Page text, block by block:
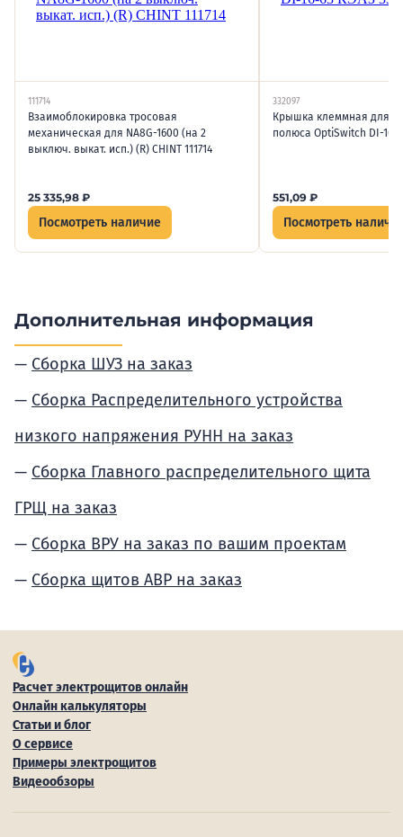
111714
Взаимоблокировка тросовая
механическая для NA8G-1600 (на 2
выключ. выкат. исп.) (R) CHINT 111714
25 335,98 ₽
Посмотреть наличие
332097
Крышка клеммная для
полюса OptiSwitch DI-16-
551,09 ₽
Посмотреть
Дополнительная информация
Сборка ШУЗ на заказ
Сборка Распределительного устройства
низкого напряжения РУНН на заказ
Сборка Главного распределительного щита
ГРЩ на заказ
Сборка ВРУ на заказ по вашим проектам
Сборка щитов АВР на заказ
Расчет электрощитов онлайн
Онлайн калькуляторы
Статьи и блог
О сервисе
Примеры электрощитов
Видеообзоры